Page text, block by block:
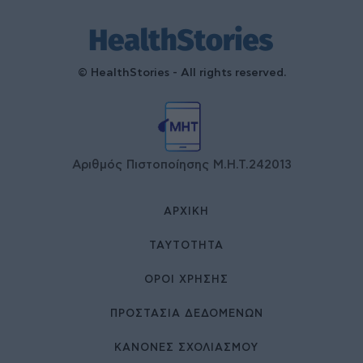
© HealthStories - All rights reserved.
Αριθμός Πιστοποίησης Μ.Η.Τ.242013
ΑΡΧΙΚΉ
ΤΑΥΤΌΤΗΤΑ
ΌΡΟΙ ΧΡΉΣΗΣ
ΠΡΟΣΤΑΣΙΑ ΔΕΔΟΜΕΝΩΝ
ΚΑΝΟΝΕΣ ΣΧΟΛΙΑΣΜΟΥ